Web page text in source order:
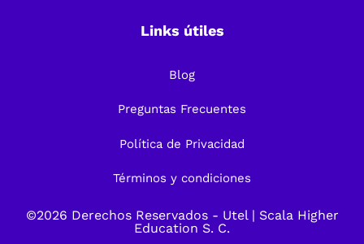
Links útiles
Blog
Preguntas Frecuentes
Política de Privacidad
Términos y condiciones
©2026 Derechos Reservados - Utel | Scala Higher
Education S. C.